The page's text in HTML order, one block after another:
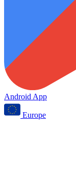
Android App
Europe